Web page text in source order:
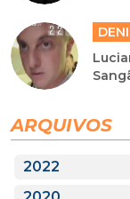
ARQUIVOS
2022